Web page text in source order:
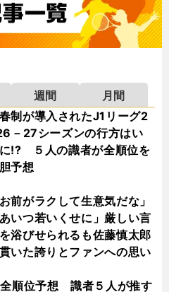
週間
月間
制が導入されたJ1リーグ2
－27シーズンの行方はい
!? ５人の識者が全順位を
予想
お前がラクして生意気だな」
あいつ若いくせに」厳しい言
浴びせられるも佐藤慎太郎
いた誇りとファンへの思い
順位予想 識者５人が推す